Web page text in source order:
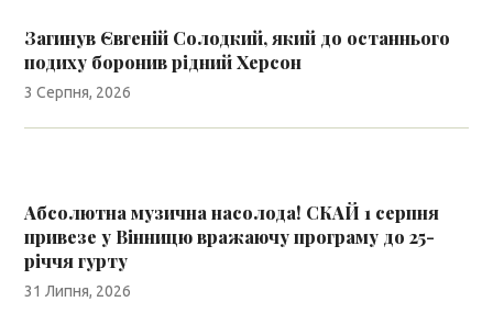
Загинув Євгеній Солодкий, який до останнього
подиху боронив рідний Херсон
3 Серпня, 2026
Абсолютна музична насолода! СКАЙ 1 серпня
привезе у Вінницю вражаючу програму до 25-
річчя гурту
31 Липня, 2026